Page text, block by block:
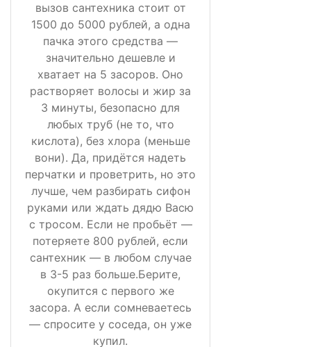
вызов сантехника стоит от
1500 до 5000 рублей, а одна
пачка этого средства —
значительно дешевле и
хватает на 5 засоров. Оно
растворяет волосы и жир за
3 минуты, безопасно для
любых труб (не то, что
кислота), без хлора (меньше
вони). Да, придётся надеть
перчатки и проветрить, но это
лучше, чем разбирать сифон
руками или ждать дядю Васю
с тросом. Если не пробьёт —
потеряете 800 рублей, если
сантехник — в любом случае
в 3-5 раз больше.Берите,
окупится с первого же
засора. А если сомневаетесь
— спросите у соседа, он уже
купил.